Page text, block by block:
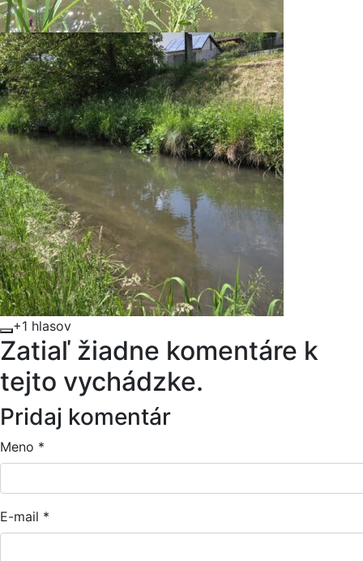
+1 hlasov
Zatiaľ žiadne komentáre k
tejto vychádzke.
Pridaj komentár
Meno *
E-mail *